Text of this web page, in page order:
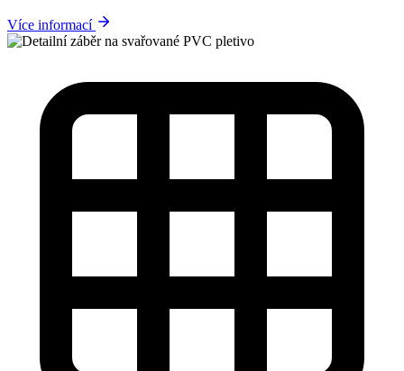
Více informací